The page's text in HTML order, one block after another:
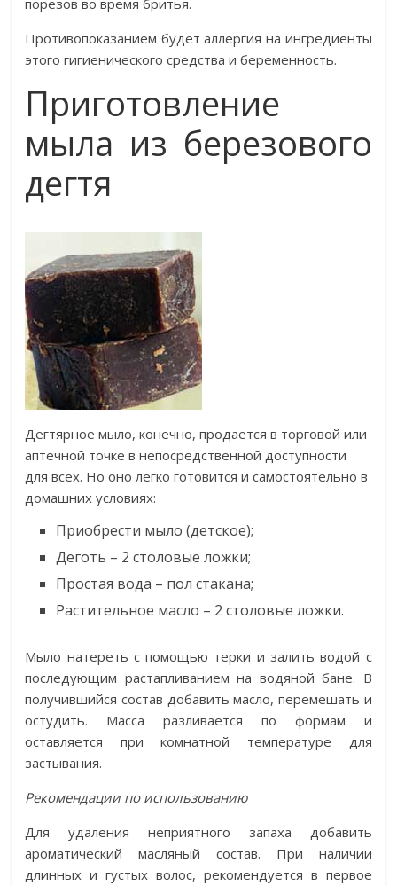
порезов во время бритья.
Противопоказанием будет аллергия на ингредиенты
этого гигиенического средства и беременность.
Приготовление
мыла из березового
дегтя
Дегтярное мыло, конечно, продается в торговой или
аптечной точке в непосредственной доступности
для всех. Но оно легко готовится и самостоятельно в
домашних условиях:
Приобрести мыло (детское);
Деготь – 2 столовые ложки;
Простая вода – пол стакана;
Растительное масло – 2 столовые ложки.
Мыло натереть с помощью терки и залить водой с
последующим растапливанием на водяной бане. В
получившийся состав добавить масло, перемешать и
остудить. Масса разливается по формам и
оставляется при комнатной температуре для
застывания.
Рекомендации по использованию
Для удаления неприятного запаха добавить
ароматический масляный состав. При наличии
длинных и густых волос, рекомендуется в первое